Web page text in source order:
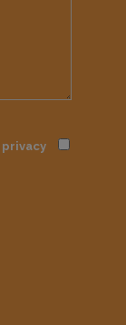
privacy